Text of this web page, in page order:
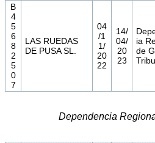
B
4
5
6
8
2
5
0
7
LAS RUEDAS
DE PUSA SL.
04
/1
1/
20
22
14/
04/
20
23
ia
de
Dependencia